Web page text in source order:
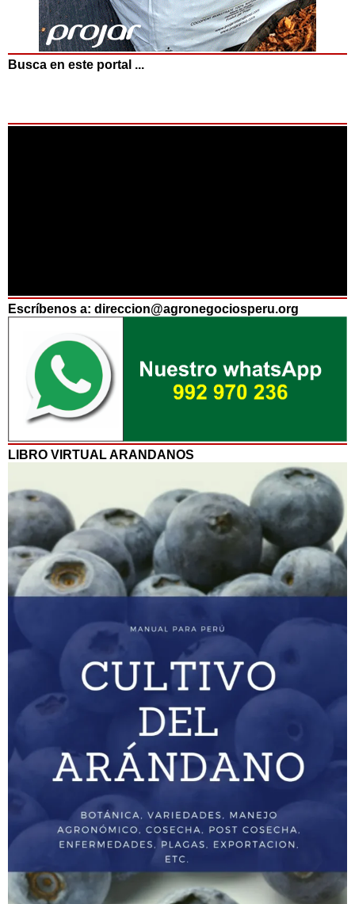
Busca en este portal ...
Escríbenos a: direccion@agronegociosperu.org
LIBRO VIRTUAL ARANDANOS